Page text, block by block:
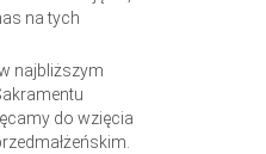
na tych
najbliższym
do wzięcia